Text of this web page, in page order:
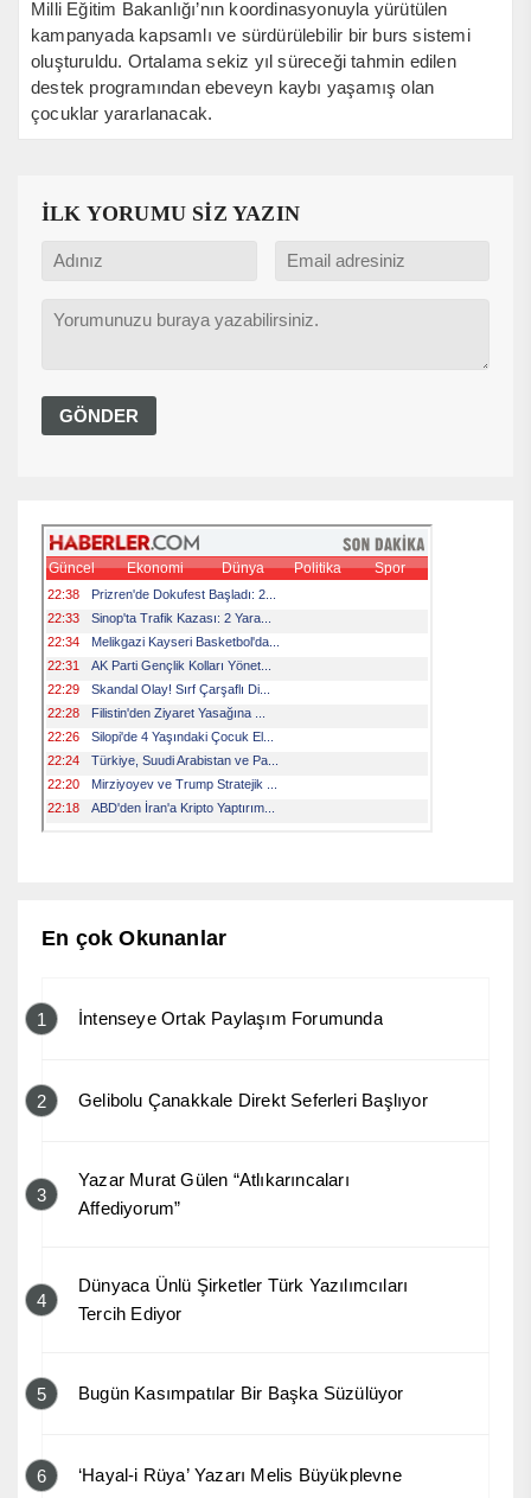
Milli Eğitim Bakanlığı’nın koordinasyonuyla yürütülen
kampanyada kapsamlı ve sürdürülebilir bir burs sistemi
oluşturuldu. Ortalama sekiz yıl süreceği tahmin edilen
destek programından ebeveyn kaybı yaşamış olan
çocuklar yararlanacak.
İLK YORUMU SİZ YAZIN
En çok Okunanlar
1 İntenseye Ortak Paylaşım Forumunda
2 Gelibolu Çanakkale Direkt Seferleri Başlıyor
3
Yazar Murat Gülen “Atlıkarıncaları
Affediyorum”
4
Dünyaca Ünlü Şirketler Türk Yazılımcıları
Tercih Ediyor
5 Bugün Kasımpatılar Bir Başka Süzülüyor
6 ‘Hayal-i Rüya’ Yazarı Melis Büyükplevne